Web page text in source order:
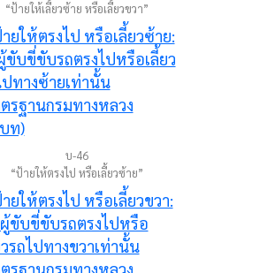
“ป้ายให้เลี้ยวซ้าย หรือเลี้ยวขวา”
บ-46
“ป้ายให้ตรงไป หรือเลี้ยวซ้าย”